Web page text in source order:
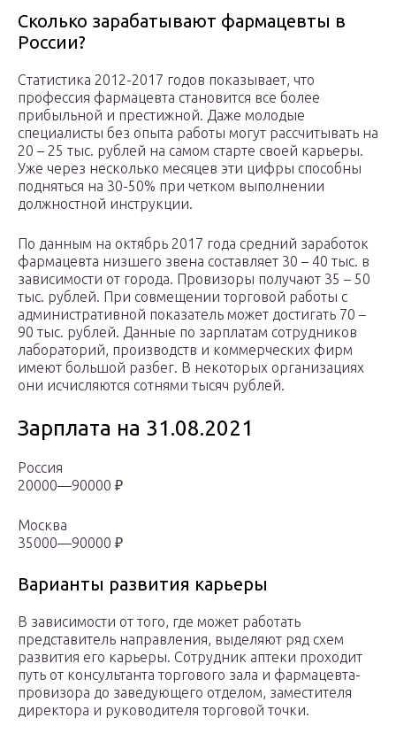
Сколько зарабатывают фармацевты в
России?
Статистика 2012-2017 годов показывает, что
профессия фармацевта становится все более
прибыльной и престижной. Даже молодые
специалисты без опыта работы могут рассчитывать на
20 – 25 тыс. рублей на самом старте своей карьеры.
Уже через несколько месяцев эти цифры способны
подняться на 30-50% при четком выполнении
должностной инструкции.
По данным на октябрь 2017 года средний заработок
фармацевта низшего звена составляет 30 – 40 тыс. в
зависимости от города. Провизоры получают 35 – 50
тыс. рублей. При совмещении торговой работы с
административной показатель может достигать 70 –
90 тыс. рублей. Данные по зарплатам сотрудников
лабораторий, производств и коммерческих фирм
имеют большой разбег. В некоторых организациях
они исчисляются сотнями тысяч рублей.
Зарплата на 31.08.2021
Россия
20000—90000 ₽
Москва
35000—90000 ₽
Варианты развития карьеры
В зависимости от того, где может работать
представитель направления, выделяют ряд схем
развития его карьеры. Сотрудник аптеки проходит
путь от консультанта торгового зала и фармацевта-
провизора до заведующего отделом, заместителя
директора и руководителя торговой точки.